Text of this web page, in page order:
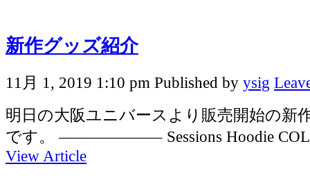
新作グッズ紹介
11月 1, 2019 1:10 pm Published by ysig
明日の大阪ユニバースより販売開始の新
です。 ——————– Sessions Hoodie
View Article